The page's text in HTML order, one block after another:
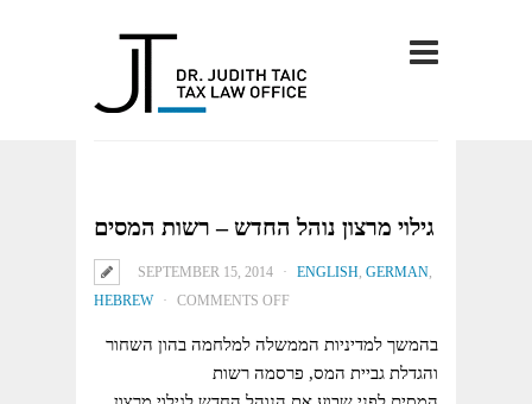
גילוי מרצון נוהל החדש – רשות המסים
SEPTEMBER 15, 2014 ENGLISH, GERMAN,
HEBREW
COMMENTS OFF
נוהל
בהמשך למדיניות הממשלה למלחמה בהון השחור
והגדלת גביית המס, פרסמה רשות